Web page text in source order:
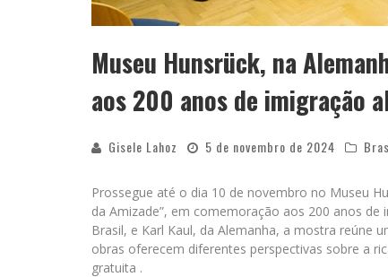
Museu Hunsrück, na
aos 200 anos de imigração
Gisele Lahoz 5 de novembro de 2024
Prossegue até o dia 10 de novembro no Museu
da Amizade”, em comemoração aos 200 anos
Brasil, e Karl Kaul, da Alemanha, a mostra reúne
obras oferecem diferentes perspectivas sobre a
gratuita .